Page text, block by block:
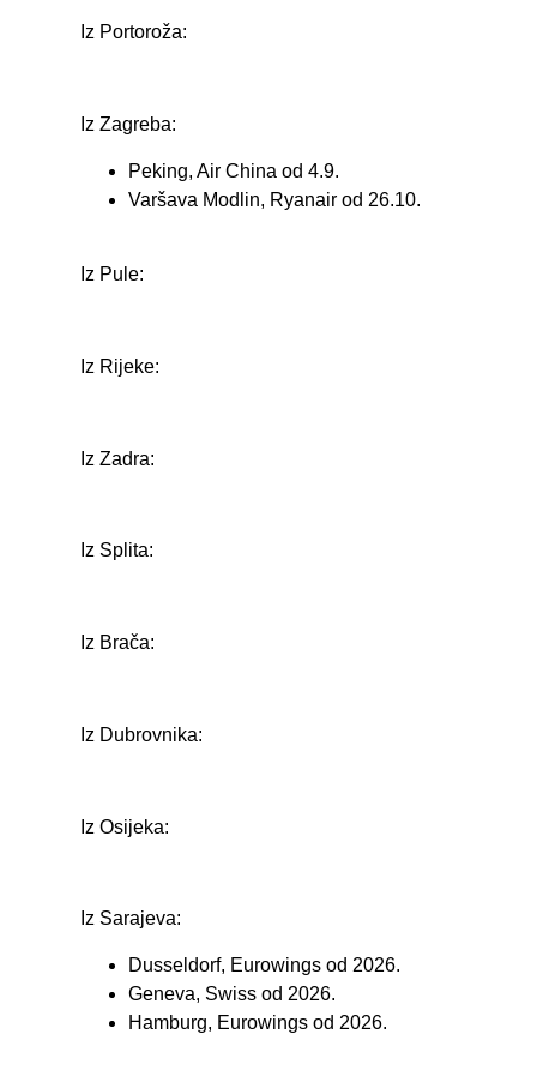
Iz Portoroža:
Iz Zagreba:
Peking, Air China od 4.9.
Varšava Modlin, Ryanair od 26.10.
Iz Pule:
Iz Rijeke:
Iz Zadra:
Iz Splita:
Iz Brača:
Iz Dubrovnika:
Iz Osijeka:
Iz Sarajeva:
Dusseldorf, Eurowings od 2026.
Geneva, Swiss od 2026.
Hamburg, Eurowings od 2026.